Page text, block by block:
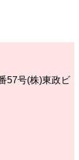
57号(株)東政ビ